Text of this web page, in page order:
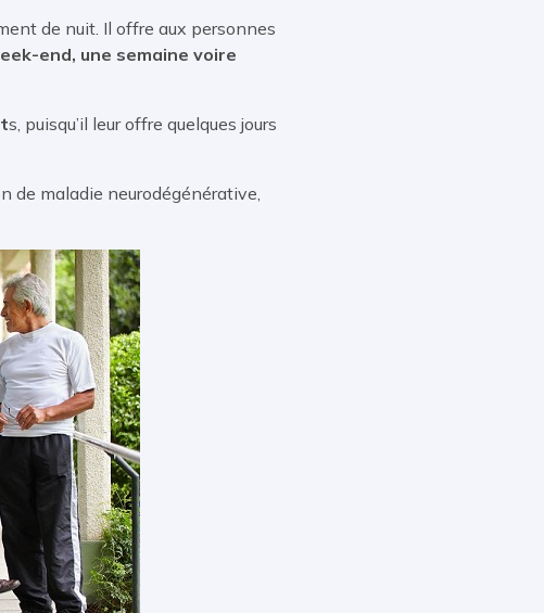
de nuit. Il offre aux personnes
end, une semaine voire
s, puisqu’il leur offre quelques jours
de maladie neurodégénérative,